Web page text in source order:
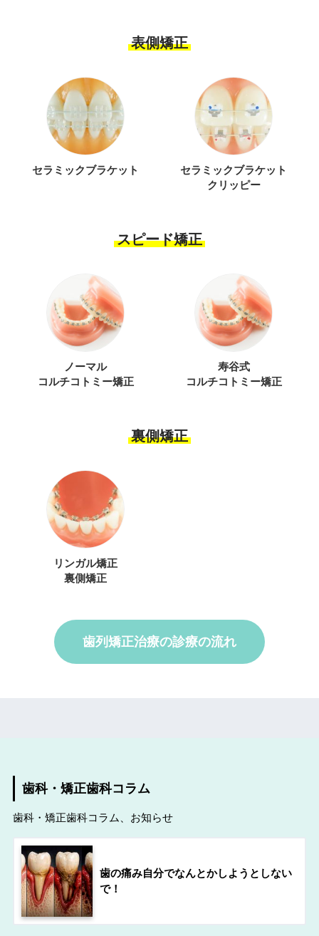
表側矯正
セラミックブラケット
セラミックブラケット
クリッピー
スピード矯正
ノーマル
コルチコトミー矯正
寿谷式
コルチコトミー矯正
裏側矯正
リンガル矯正
裏側矯正
歯列矯正治療の診療の流れ
歯科・矯正歯科コラム
歯科・矯正歯科コラム、お知らせ
歯の痛み自分でなんとかしようとしない
で！